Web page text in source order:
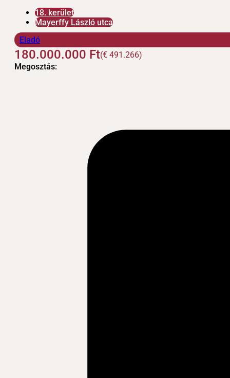
18. kerület
Mayerffy László utca
Eladó
180.000.000 Ft(€ 491.266)
Megosztás: